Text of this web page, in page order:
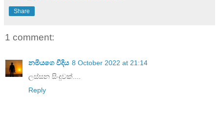
Share
1 comment:
නමියගෙ වීදිය 8 October 2022 at 21:14
ලස්සන සිංදුවක්....
Reply